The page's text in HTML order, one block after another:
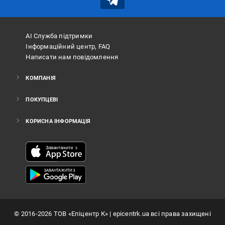
АІ Служба підтримки
Інформаційний центр, FAQ
Написати нам повідомлення
КОМПАНІЯ
ПОКУПЦЕВІ
КОРИСНА ІНФОРМАЦІЯ
© 2016-2026 ТОВ «Епіцентр К»| epicentrk.ua всі права захищені